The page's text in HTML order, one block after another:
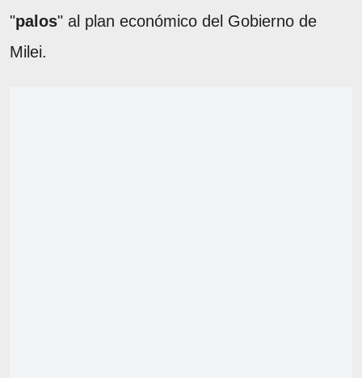
"palos" al plan económico del Gobierno de
Milei.